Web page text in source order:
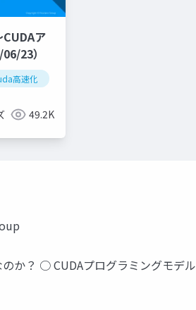
画像解析
ア
23）
高速化
49.2K
か？ ○ CUDAプログラミングモ